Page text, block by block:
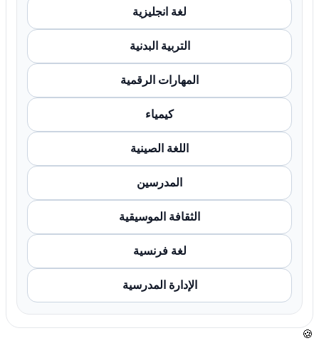
لغة انجليزية
التربية البدنية
المهارات الرقمية
كيمياء
اللغة الصينية
المدرسين
الثقافة الموسيقية
لغة فرنسية
الإدارة المدرسية
🍪